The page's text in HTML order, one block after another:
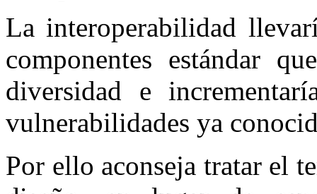
La interoperabilidad
componentes estándar
diversidad e
vulnerabilidades ya
Por ello aconseja tratar el